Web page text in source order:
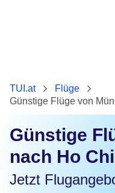
TUI.at
Flüge
Günstige Flüge von
Günstige
nach Ho
Jetzt